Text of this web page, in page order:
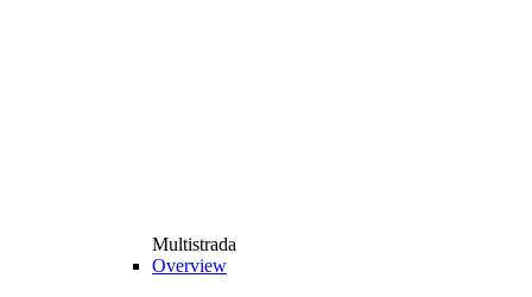
Multistrada
Overview